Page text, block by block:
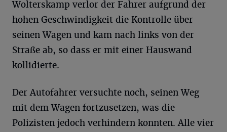
Wolterskamp verlor der Fahrer aufgrund der
hohen Geschwindigkeit die Kontrolle über
seinen Wagen und kam nach links von der
Straße ab, so dass er mit einer Hauswand
kollidierte.
Der Autofahrer versuchte noch, seinen Weg
mit dem Wagen fortzusetzen, was die
Polizisten jedoch verhindern konnten. Alle vier